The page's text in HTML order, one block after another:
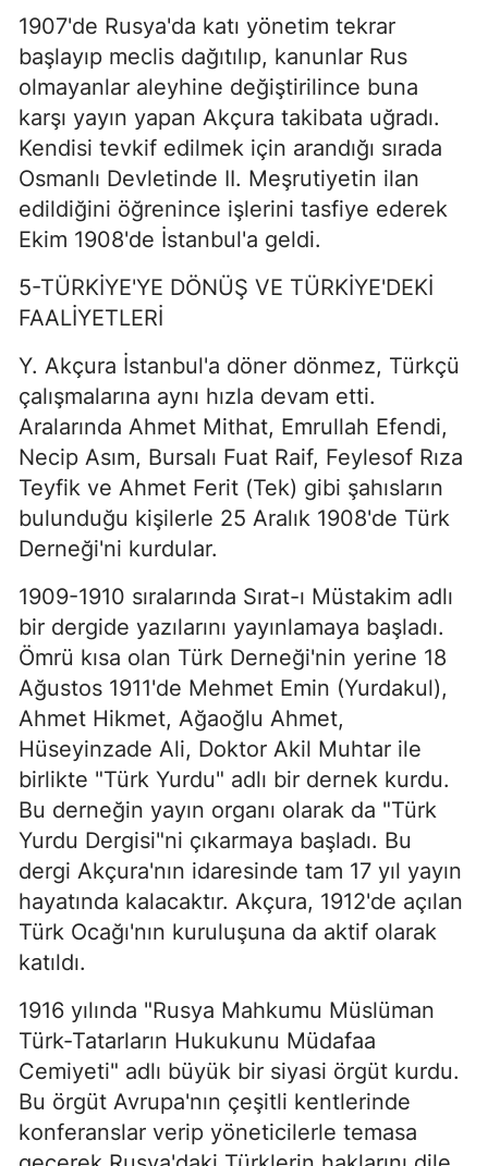
1907'de Rusya'da katı yönetim tekrar
başlayıp meclis dağıtılıp, kanun­lar Rus
olmayanlar aleyhine değiştirilince buna
karşı yayın yapan Akçura takibata uğradı.
Kendisi tevkif edilmek için arandığı sırada
Osmanlı Devletinde II. Meşrutiyetin ilan
edildiğini öğrenince işlerini tasfiye ederek
Ekim 1908'de İstanbul'a geldi.
5-TÜRKİYE'YE DÖNÜŞ VE TÜRKİYE'DEKİ
FAALİYETLERİ
Y. Akçura İstanbul'a döner dönmez, Türkçü
çalışmalarına aynı hızla devam etti.
Aralarında Ahmet Mithat, Emrullah Efendi,
Necip Asım, Bursalı Fuat Raif, Feylesof Rıza
Teyfik ve Ahmet Ferit (Tek) gibi şahısların
bulunduğu kişilerle 25 Aralık 1908'de Türk
Derneği'ni kurdular.
1909-1910 sıralarında Sırat-ı Müstakim adlı
bir dergide yazılarını ya­yınlamaya başladı.
Ömrü kısa olan Türk Derneği'nin yerine 18
Ağustos 1911'de Mehmet Emin (Yurdakul),
Ahmet Hikmet, Ağaoğlu Ahmet,
Hüseyinzade Ali, Doktor Akil Muhtar ile
birlikte "Türk Yurdu" adlı bir dernek kurdu.
Bu derneğin yayın organı olarak da "Türk
Yurdu Dergisi"ni çıkarmaya başladı. Bu
dergi Akçura'nın idaresinde tam 17 yıl yayın
hayatında kalacaktır. Akçura, 1912'de açılan
Türk Ocağı'nın kuruluşuna da aktif olarak
katıldı.
1916 yılında "Rusya Mahkumu Müslüman
Türk-Tatarların Hukukunu Müdafaa
Cemiyeti" adlı büyük bir siyasi örgüt kurdu.
Bu örgüt Avrupa'nın çeşitli kentlerinde
konferanslar verip yöneticilerle temasa